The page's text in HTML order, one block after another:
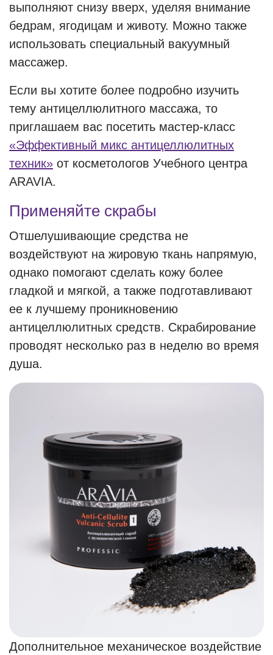
выполняют снизу вверх, уделяя внимание
бедрам, ягодицам и животу. Можно также
использовать специальный вакуумный
массажер.
Если вы хотите более подробно изучить
тему антицеллюлитного массажа, то
приглашаем вас посетить мастер-класс
«Эффективный микс антицеллюлитных
техник» от косметологов Учебного центра
ARAVIA.
Применяйте скрабы
Отшелушивающие средства не
воздействуют на жировую ткань напрямую,
однако помогают сделать кожу более
гладкой и мягкой, а также подготавливают
ее к лучшему проникновению
антицеллюлитных средств. Скрабирование
проводят несколько раз в неделю во время
душа.
Дополнительное механическое воздействие